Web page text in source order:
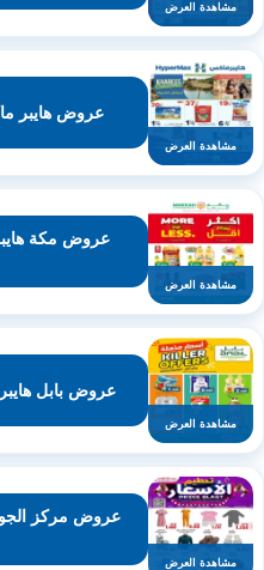
مشاهدة العرض
مشاهدة العرض
عروض هايبر ماكس
مشاهدة العرض
مشاهدة العرض
عروض بابل هايبر
مشاهدة العرض
عروض مركز